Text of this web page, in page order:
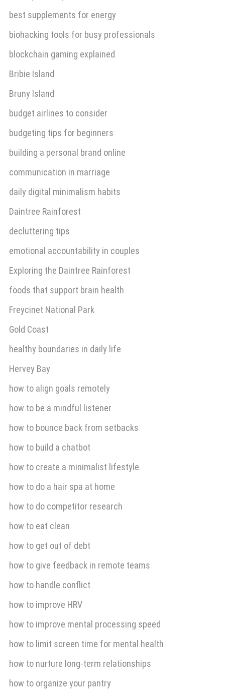
best supplements for energy
biohacking tools for busy professionals
blockchain gaming explained
Bribie Island
Bruny Island
budget airlines to consider
budgeting tips for beginners
building a personal brand online
communication in marriage
daily digital minimalism habits
Daintree Rainforest
decluttering tips
emotional accountability in couples
Exploring the Daintree Rainforest
foods that support brain health
Freycinet National Park
Gold Coast
healthy boundaries in daily life
Hervey Bay
how to align goals remotely
how to be a mindful listener
how to bounce back from setbacks
how to build a chatbot
how to create a minimalist lifestyle
how to do a hair spa at home
how to do competitor research
how to eat clean
how to get out of debt
how to give feedback in remote teams
how to handle conflict
how to improve HRV
how to improve mental processing speed
how to limit screen time for mental health
how to nurture long-term relationships
how to organize your pantry